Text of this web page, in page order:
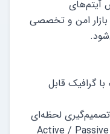
آیتم‌های
امن و تخصصی
گرافیک قابل